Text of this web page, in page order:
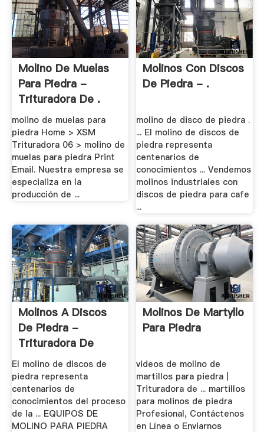
Molino De Muelas
Para Piedra -
Trituradora De .
molino de muelas para
piedra Home > XSM
Trituradora 06 > molino de
muelas para piedra Print
Email. Nuestra empresa se
especializa en la
producción de ...
Molinos Con Discos
De Piedra - .
molino de disco de piedra .
... El molino de discos de
piedra representa
centenarios de
conocimientos ... Vendemos
molinos industriales con
discos de piedra para cafe
...
Molinos A Discos
De Piedra -
Trituradora De
Cono
El molino de discos de
piedra representa
centenarios de
conocimientos del proceso
de la ... EQUIPOS DE
MOLINO PARA PIEDRA
Molinos De Martyllo
Para Piedra
videos de molino de
martillos para piedra |
Trituradora de ... martillos
para molinos de piedra
Profesional, Contáctenos
en Línea o Enviarnos